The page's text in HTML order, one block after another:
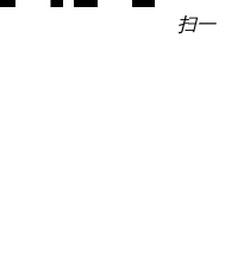
扫一